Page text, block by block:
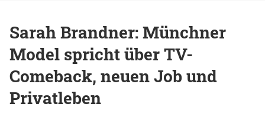
Sarah Brandner: Münchner
Model spricht über TV-
Comeback, neuen Job und
Privatleben